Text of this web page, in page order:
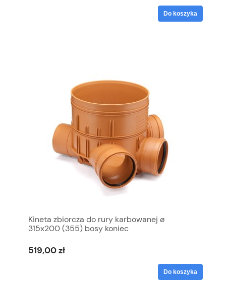
Do koszyka
Kineta zbiorcza do rury karbowanej ø
315x200 (355) bosy koniec
519,00 zł
Do koszyka